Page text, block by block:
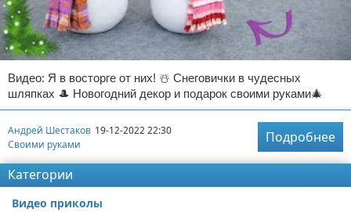
Видео: Я в восторге от них! ☃️ Снеговички в чудесных
шляпках 🎩 Новогодний декор и подарок своими руками🎄
Андрей Шестаков 19-12-2022 22:30
Своими руками
Подробнее
Категории
Видео приколы